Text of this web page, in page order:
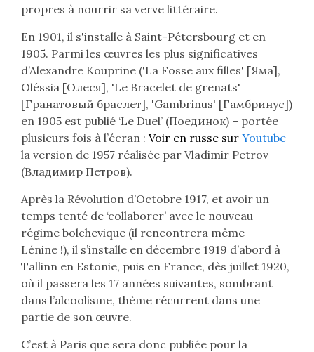
propres à nourrir sa verve littéraire.
En 1901, il s'installe à Saint-Pétersbourg et en
1905. Parmi les œuvres les plus significatives
d’Alexandre Kouprine ('La Fosse aux filles' [Яма],
Oléssia [Олеся], 'Le Bracelet de grenats'
[Гранатовый браслет], 'Gambrinus' [Гамбринус])
en 1905 est publié ‘Le Duel’ (Поединок) – portée
plusieurs fois à l’écran : Voir en russe sur Youtube
la version de 1957 réalisée par Vladimir Petrov
(Владимир Петров).
Après la Révolution d’Octobre 1917, et avoir un
temps tenté de ‘collaborer’ avec le nouveau
régime bolchevique (il rencontrera même
Lénine !), il s’installe en décembre 1919 d’abord à
Tallinn en Estonie, puis en France, dès juillet 1920,
où il passera les 17 années suivantes, sombrant
dans l’alcoolisme, thème récurrent dans une
partie de son œuvre.
C’est à Paris que sera donc publiée pour la